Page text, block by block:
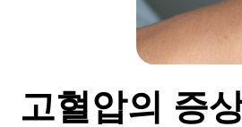
고혈압의 증